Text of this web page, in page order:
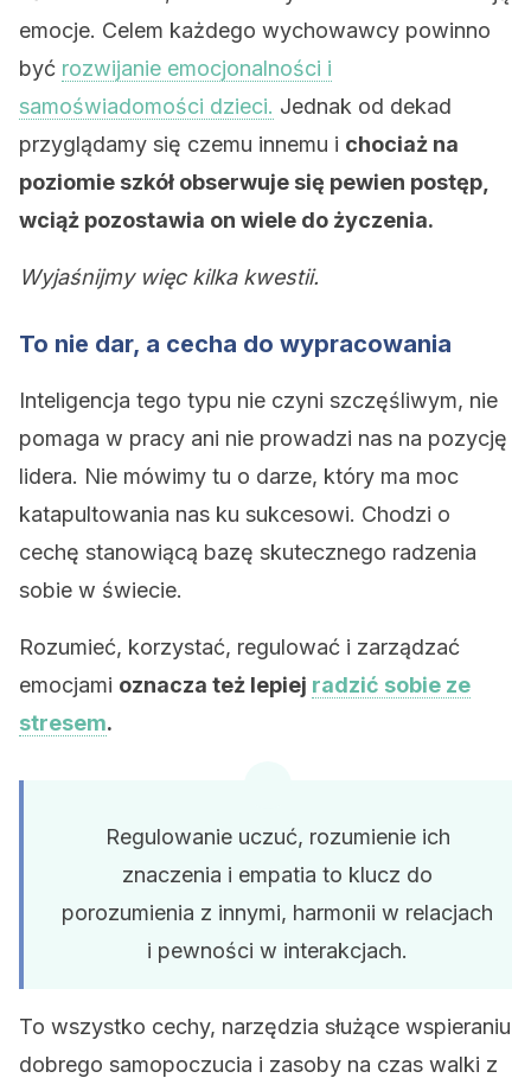
emocje. Celem każdego wychowawcy powinno
być rozwijanie emocjonalności i
samoświadomości dzieci. Jednak od dekad
przyglądamy się czemu innemu i chociaż na
poziomie szkół obserwuje się pewien postęp,
wciąż pozostawia on wiele do życzenia.
Wyjaśnijmy więc kilka kwestii.
To nie dar, a cecha do wypracowania
Inteligencja tego typu nie czyni szczęśliwym, nie
pomaga w pracy ani nie prowadzi nas na pozycję
lidera. Nie mówimy tu o darze, który ma moc
katapultowania nas ku sukcesowi. Chodzi o
cechę stanowiącą bazę skutecznego radzenia
sobie w świecie.
Rozumieć, korzystać, regulować i zarządzać
emocjami oznacza też lepiej radzić sobie ze
stresem.
Regulowanie uczuć, rozumienie ich
znaczenia i empatia to klucz do
porozumienia z innymi, harmonii w relacjach
i pewności w interakcjach.
To wszystko cechy, narzędzia służące wspieraniu
dobrego samopoczucia i zasoby na czas walki z